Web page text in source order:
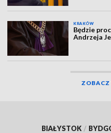
KRAKÓW
Będzie
Andrzeja
ZOBACZ
BIAŁYSTOK /